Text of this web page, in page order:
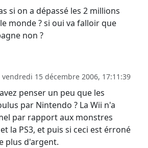
si on a dépassé les 2 millions
monde ? si oui va falloir que
non ?
vendredi 15 décembre 2006, 17:11:39
penser un peu que les
par Nintendo ? La Wii n'a
par rapport aux monstres
la PS3, et puis si ceci est érroné
plus d'argent.